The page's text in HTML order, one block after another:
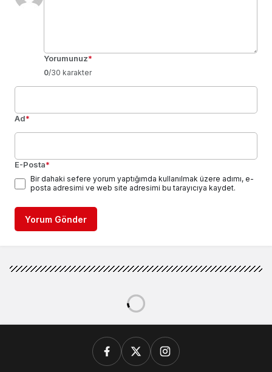
Yorumunuz*
0/30 karakter
Ad*
E-Posta*
Bir dahaki sefere yorum yaptığımda kullanılmak üzere adımı, e-
posta adresimi ve web site adresimi bu tarayıcıya kaydet.
Yorum Gönder